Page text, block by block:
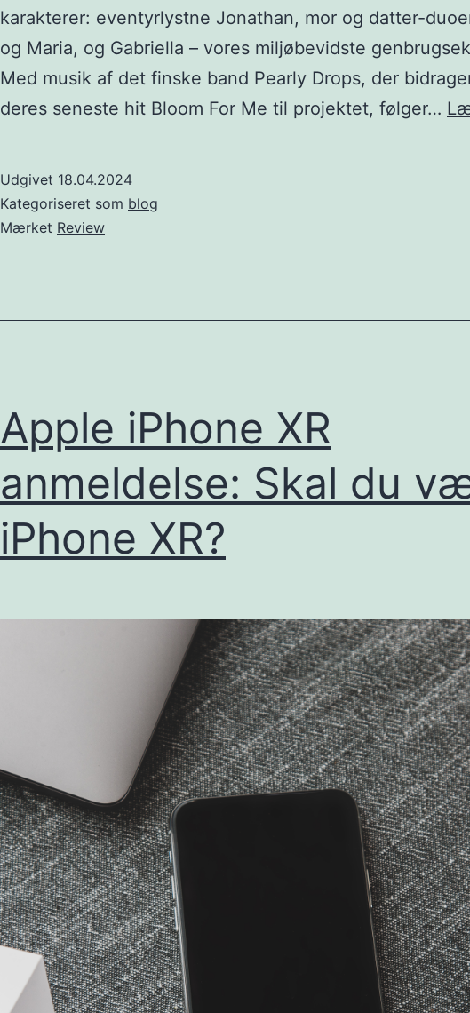
karakterer: eventyrlystne Jonathan, mor og datter-
og Maria, og Gabriella – vores miljøbevidste
Med musik af det finske band Pearly Drops, der
deres seneste hit Bloom For Me til projektet, følger…
Udgivet 18.04.2024
Kategoriseret som blog
Mærket Review
Apple iPhone XR
anmeldelse: Skal du
iPhone XR?